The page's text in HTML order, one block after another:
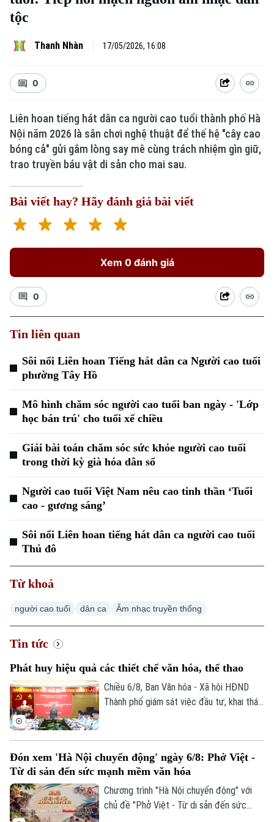
Xu hướng
tộc
Thanh Nhàn 17/05/2026, 16:08
0
Liên hoan tiếng hát dân ca người cao tuổi thành phố Hà
Nội năm 2026 là sân chơi nghệ thuật để thế hệ "cây cao
bóng cả" gửi gắm lòng say mê cùng trách nhiệm gìn giữ,
trao truyền báu vật di sản cho mai sau.
Bài viết hay? Hãy đánh giá bài viết
Xem 0 đánh giá
0
Tin liên quan
Sôi nổi Liên hoan Tiếng hát dân ca Người cao tuổi
phường Tây Hồ
Mô hình chăm sóc người cao tuổi ban ngày - 'Lớp
học bán trú' cho tuổi xế chiều
Giải bài toán chăm sóc sức khỏe người cao tuổi
trong thời kỳ già hóa dân số
Người cao tuổi Việt Nam nêu cao tinh thần ‘Tuổi
cao - gương sáng’
Sôi nổi Liên hoan tiếng hát dân ca người cao tuổi
Thủ đô
Từ khoá
người cao tuổi dân ca Âm nhạc truyền thống
Tin tức
Phát huy hiệu quả các thiết chế văn hóa, thể thao
Chiều 6/8, Ban Văn hóa - Xã hội HĐND
Thành phố giám sát việc đầu tư, khai thác
Đón xem 'Hà Nội chuyển động' ngày 6/8: Phở Việt -
Từ di sản đến sức mạnh mềm văn hóa
Chương trình "Hà Nội chuyển động" với
chủ đề "Phở Việt - Từ di sản đến sức